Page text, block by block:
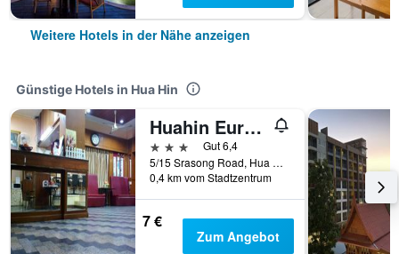
Weitere Hotels in der Nähe anzeigen
Günstige Hotels in Hua Hin
Huahin Euro City Hotel
3 Sterne
Gut 6,4
5/15 Srasong Road, Hua Hin, Thailand
0,4 km vom Stadtzentrum
7 €
Zum Angebot